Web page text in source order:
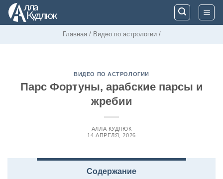
Skip
Главная / Видео по астрологии /
ВИДЕО ПО АСТРОЛОГИИ
Парс Фортуны, арабские парсы и
жребии
АЛЛА КУДЛЮК
14 АПРЕЛЯ, 2026
Содержание